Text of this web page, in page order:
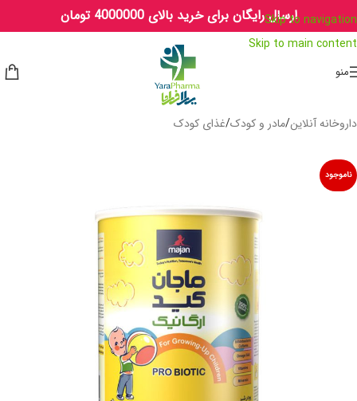
Skip to navigation
Skip to main content
ارسال رایگان برای خرید بالای 4000000 تومان
منو
داروخانه آنلاین/مادر و کودک/غذای کودک
ناموجود